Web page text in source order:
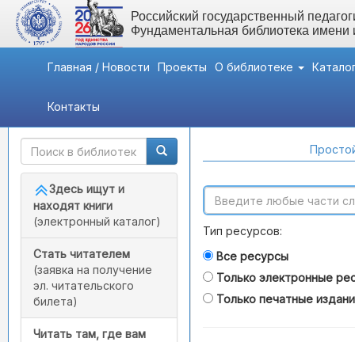
Российский государственный
Фундаментальная библиотека
Главная / Новости Проекты О библиотеке
Контакты
Быстрый доступ
Здесь ищут и
находят книги
(электронный каталог)
Стать читателем
(заявка на получение
эл. читательского
билета)
Читать там, где вам
Тип ресурсов:
Все ресурсы
Только электронные
Только печатные